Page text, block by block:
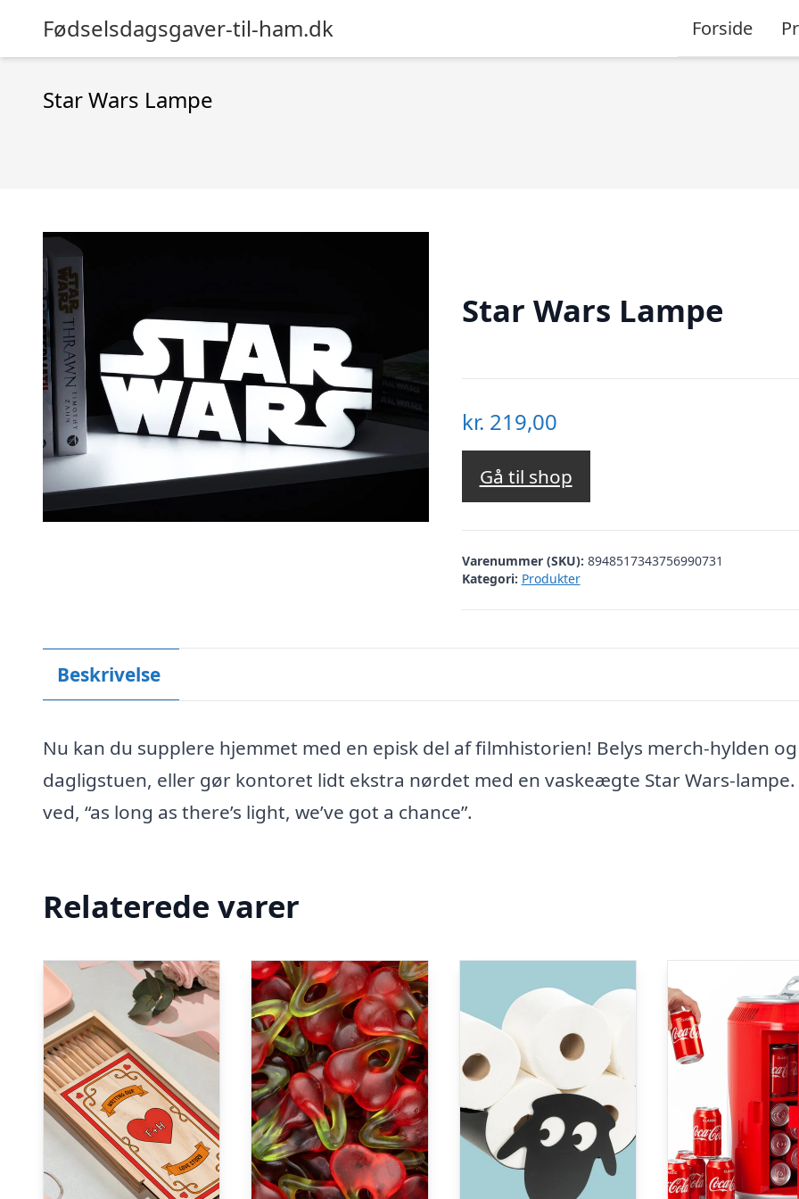
Fødselsdagsgaver-til-ham.dk Forside
Star Wars Lampe
Star Wars Lampe
kr. 219,00
Gå til shop
Varenummer (SKU): 8948517343756990731
Kategori: Produkter
Beskrivelse
Nu kan du supplere hjemmet med en episk del af filmhistorien! Belys merch-hylden og
dagligstuen, eller gør kontoret lidt ekstra nørdet med en vaskeægte Star Wars-lampe.
ved, “as long as there’s light, we’ve got a chance”.
Relaterede varer